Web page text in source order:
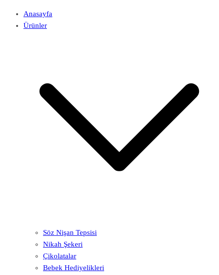
Anasayfa
Ürünler
Söz Nişan Tepsisi
Nikah Şekeri
Çikolatalar
Bebek Hediyelikleri